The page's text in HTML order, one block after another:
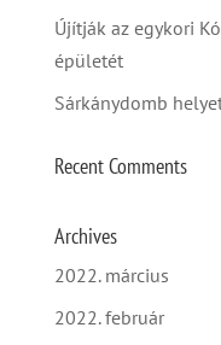
Újítják az egykori
épületét
Sárkánydomb
Recent Comments
Archives
2022. március
2022. február